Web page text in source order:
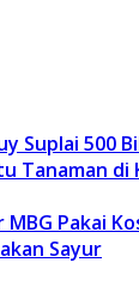
Suplai 500
Tanaman di
Pakai
Sayur